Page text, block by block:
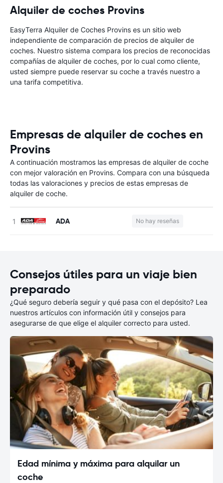
Alquiler de coches Provins
EasyTerra Alquiler de Coches Provins es un sitio web
independiente de comparación de precios de alquiler de
coches. Nuestro sistema compara los precios de reconocidas
compañías de alquiler de coches, por lo cual como cliente,
usted siempre puede reservar su coche a través nuestro a
una tarifa competitiva.
Empresas de alquiler de coches en
Provins
A continuación mostramos las empresas de alquiler de coche
con mejor valoración en Provins. Compara con una búsqueda
todas las valoraciones y precios de estas empresas de
alquiler de coche.
ADA No hay reseñas
Consejos útiles para un viaje bien
preparado
¿Qué seguro debería seguir y qué pasa con el depósito? Lea
nuestros artículos con información útil y consejos para
asegurarse de que elige el alquiler correcto para usted.
Edad mínima y máxima para alquilar un
coche